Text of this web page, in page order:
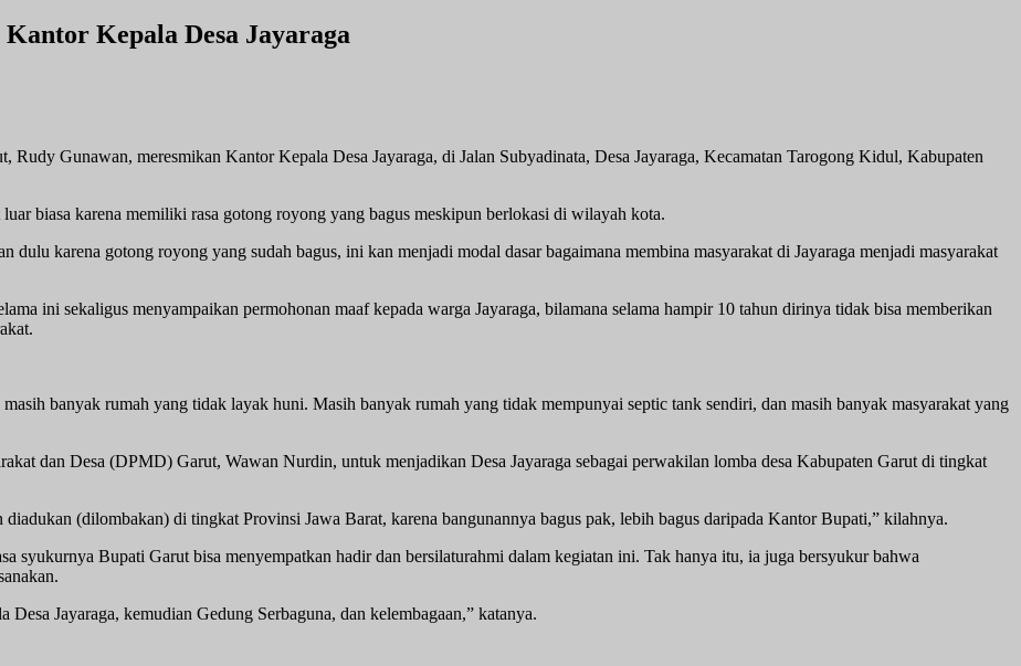
Kepala Desa Jayaraga
Gunawan, meresmikan Kantor Kepala Desa Jayaraga, di Jalan Subyadinata, Desa Jayaraga, Kecamatan Tarogong Kidul, Kabupaten
biasa karena memiliki rasa gotong royong yang bagus meskipun berlokasi di wilayah kota.
dulu karena gotong royong yang sudah bagus, ini kan menjadi modal dasar bagaimana membina masyarakat di Jayaraga menjadi masyarakat
ini sekaligus menyampaikan permohonan maaf kepada warga Jayaraga, bilamana selama hampir 10 tahun dirinya tidak bisa memberikan
banyak rumah yang tidak layak huni. Masih banyak rumah yang tidak mempunyai septic tank sendiri, dan masih banyak masyarakat yang
dan Desa (DPMD) Garut, Wawan Nurdin, untuk menjadikan Desa Jayaraga sebagai perwakilan lomba desa Kabupaten Garut di tingkat
(dilombakan) di tingkat Provinsi Jawa Barat, karena bangunannya bagus pak, lebih bagus daripada Kantor Bupati,” kilahnya.
syukurnya Bupati Garut bisa menyempatkan hadir dan bersilaturahmi dalam kegiatan ini. Tak hanya itu, ia juga bersyukur bahwa
Jayaraga, kemudian Gedung Serbaguna, dan kelembagaan,” katanya.